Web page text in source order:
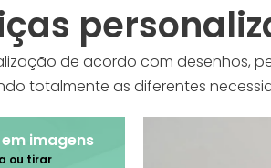
de acordo com desenhos,
totalmente as diferentes
imagens
ou tirar